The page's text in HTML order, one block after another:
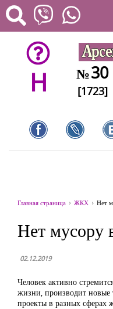
H №30
[1723]
Главная страница ЖКХ Нет
Нет мусору
02.12.2019
Человек активно
жизни, производит новые
проекты в разных сферах